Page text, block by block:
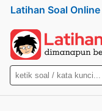
Latihan Soal Online